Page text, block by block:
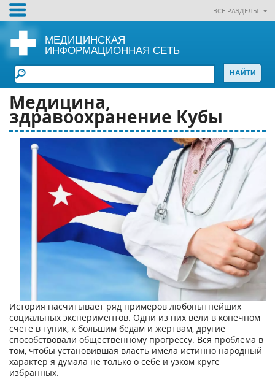
ВСЕ РАЗДЕЛЫ
МЕДИЦИНСКАЯ
ИНФОРМАЦИОННАЯ СЕТЬ
Медицина,
здравоохранение Кубы
История насчитывает ряд примеров любопытнейших
социальных экспериментов. Одни из них вели в конечном
счете в тупик, к большим бедам и жертвам, другие
способствовали общественному прогрессу. Вся проблема в
том, чтобы установившая власть имела истинно народный
характер я думала не только о себе и узком круге
избранных.